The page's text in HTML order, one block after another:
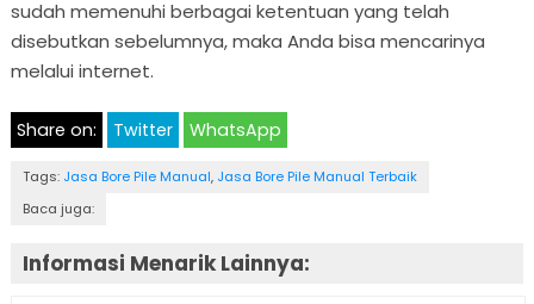
sudah memenuhi berbagai ketentuan yang telah
disebutkan sebelumnya, maka Anda bisa mencarinya
melalui internet.
Share on: Twitter WhatsApp
Tags: Jasa Bore Pile Manual, Jasa Bore Pile Manual Terbaik
Baca juga:
Informasi Menarik Lainnya: